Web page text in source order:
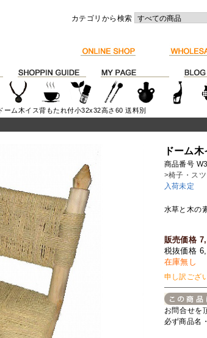
カテゴリから検索
ーム木イス背もたれ付小32x32高さ60 送料別
ドーム
商品番号
>椅子・ス
入荷未定
水草と木の
販売価格
税抜価格
在庫無し
申し訳ござ
お問合せを
必ず商品名